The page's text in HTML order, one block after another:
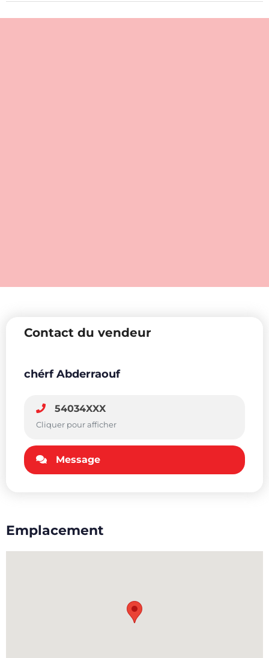
Contact du vendeur
chérf Abderraouf
54034XXX
Cliquer pour afficher
Message
Emplacement